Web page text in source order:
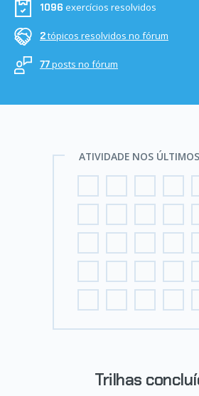
1096 exercícios resolvidos
2tópicos resolvidos no fórum
77posts no fórum
ATIVIDADE NOS
Trilhas